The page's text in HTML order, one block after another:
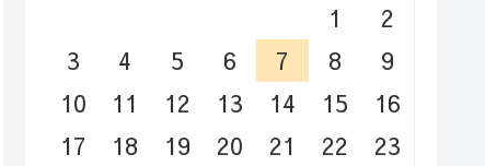
1
2
3
4 5 6 7 8
9
10
11 12 13 14 15
16
17
18 19 20 21 22 23